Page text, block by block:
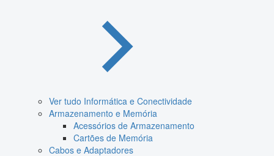
Ver tudo Informática e Conectividade
Armazenamento e Memória
Acessórios de Armazenamento
Cartões de Memória
Cabos e Adaptadores